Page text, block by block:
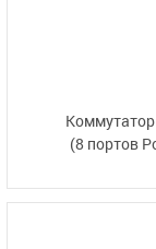
(8 портов